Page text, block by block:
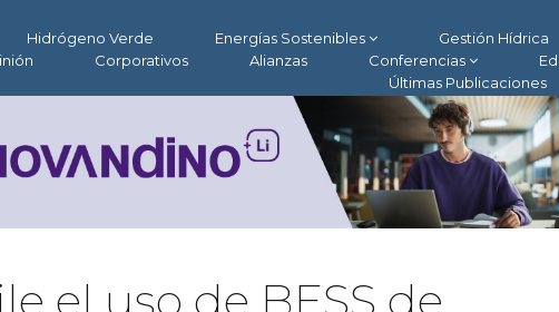
Hidrógeno Verde Energías Sostenibles Gestión Hídrica
Corporativos Alianzas Conferencias
Últimas Publicaciones
el uso de BESS de